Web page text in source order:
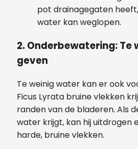
pot drainagegaten
water kan weglopen.
2. Onderbewatering: Te
geven
Te weinig water kan er ook
Ficus Lyrata bruine vlekken
randen van de bladeren. Als
water krijgt, kan hij uitdrogen
harde, bruine vlekken.